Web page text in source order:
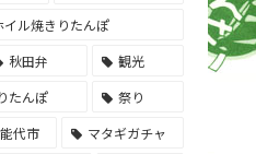
イル焼きりたんぽ
秋田弁
観光
たんぽ
祭り
能代市 マタギガチャ